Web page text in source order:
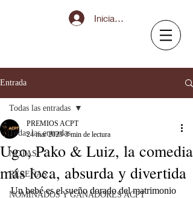
Iniciar sesión
Entrada
Todas las entradas
NOTAS
RESEÑAS
NOMINADOS Y GANADORES ACPT
Todas las entradas
Ugo, Pako & Luiz, la comedia
más loca, absurda y divertida
PREMIOS ACPT
24 mar 2023 3 min de lectura
Un bebé es el sueño dorado del matrimonio